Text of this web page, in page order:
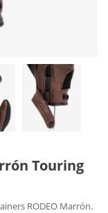
Touring
RODEO Marrón.